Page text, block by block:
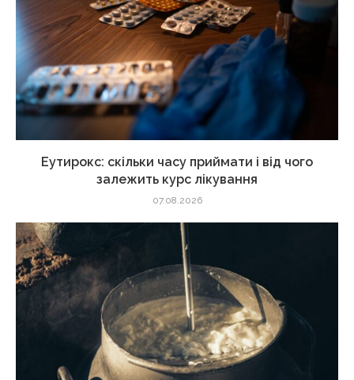
Еутирокс: скільки часу приймати і від чого
залежить курс лікування
07.08.2026